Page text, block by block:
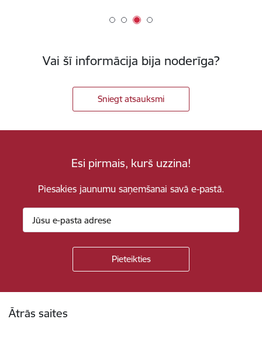
Vai šī informācija bija noderīga?
Sniegt atsauksmi
Esi pirmais, kurš uzzina!
Piesakies jaunumu saņemšanai savā e-pastā.
Ātrās saites